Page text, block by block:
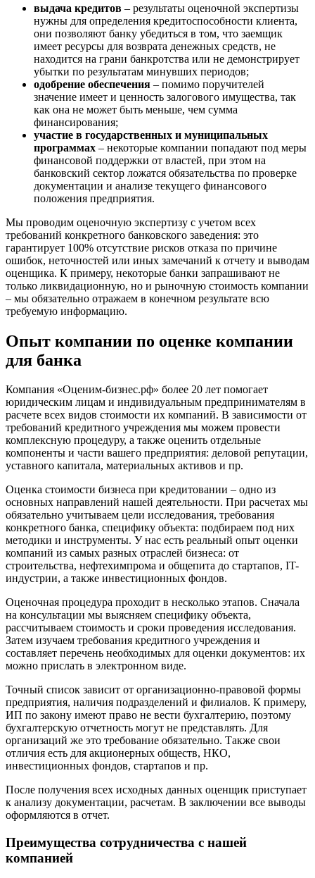
выдача кредитов – результаты оценочной экспертизы
нужны для определения кредитоспособности клиента,
они позволяют банку убедиться в том, что заемщик
имеет ресурсы для возврата денежных средств, не
находится на грани банкротства или не демонстрирует
убытки по результатам минувших периодов;
одобрение обеспечения – помимо поручителей
значение имеет и ценность залогового имущества, так
как она не может быть меньше, чем сумма
финансирования;
участие в государственных и муниципальных
программах – некоторые компании попадают под меры
финансовой поддержки от властей, при этом на
банковский сектор ложатся обязательства по проверке
документации и анализе текущего финансового
положения предприятия.
Мы проводим оценочную экспертизу с учетом всех
требований конкретного банковского заведения: это
гарантирует 100% отсутствие рисков отказа по причине
ошибок, неточностей или иных замечаний к отчету и выводам
оценщика. К примеру, некоторые банки запрашивают не
только ликвидационную, но и рыночную стоимость компании
– мы обязательно отражаем в конечном результате всю
требуемую информацию.
Опыт компании по оценке компании
для банка
Компания «Оценим-бизнес.рф» более 20 лет помогает
юридическим лицам и индивидуальным предпринимателям в
расчете всех видов стоимости их компаний. В зависимости от
требований кредитного учреждения мы можем провести
комплексную процедуру, а также оценить отдельные
компоненты и части вашего предприятия: деловой репутации,
уставного капитала, материальных активов и пр.
Оценка стоимости бизнеса при кредитовании – одно из
основных направлений нашей деятельности. При расчетах мы
обязательно учитываем цели исследования, требования
конкретного банка, специфику объекта: подбираем под них
методики и инструменты. У нас есть реальный опыт оценки
компаний из самых разных отраслей бизнеса: от
строительства, нефтехимпрома и общепита до стартапов, IT-
индустрии, а также инвестиционных фондов.
Оценочная процедура проходит в несколько этапов. Сначала
на консультации мы выясняем специфику объекта,
рассчитываем стоимость и сроки проведения исследования.
Затем изучаем требования кредитного учреждения и
составляет перечень необходимых для оценки документов: их
можно прислать в электронном виде.
Точный список зависит от организационно-правовой формы
предприятия, наличия подразделений и филиалов. К примеру,
ИП по закону имеют право не вести бухгалтерию, поэтому
бухгалтерскую отчетность могут не представлять. Для
организаций же это требование обязательно. Также свои
отличия есть для акционерных обществ, НКО,
инвестиционных фондов, стартапов и пр.
После получения всех исходных данных оценщик приступает
к анализу документации, расчетам. В заключении все выводы
оформляются в отчет.
Преимущества сотрудничества с нашей
компанией
Великие Луки
Великий Новгород
Великий Устюг
Верещагино
Верхний Уфалей
Верхняя Пышма
Верхняя Салда
Владивосток
Владикавказ
Владимир
Волгодонск
Волжск
Волжский
Вологда
Волоколамск
Волосово
Волхов
Вольск
Воронеж
Воскресенск
Воткинск
Всеволожск
Выборг
Выкса
Вязники
Вятские Поляны
Гай
Гатчина
Геленджик
Георгиевск
Глазов
Горно-Алтайск
Городец
Горячий Ключ
Грозный
Губкинский
Гуково
Гулькевичи
Гусев
Гусь-Хрустальный
Дербент
Джанкой
Дзержинск
Дзержинский
Димитровград